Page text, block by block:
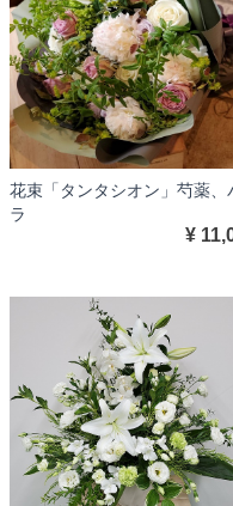
花束「タンタシオン」芍薬、
ラ
¥